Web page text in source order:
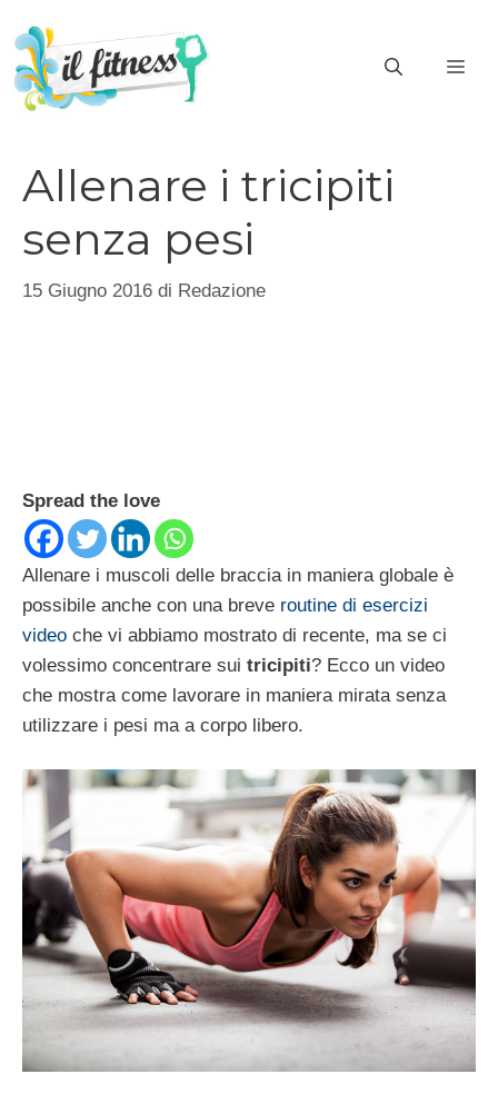
contenuto
Allenare i tricipiti
senza pesi
15 Giugno 2016 di Redazione
Spread the love
Allenare i muscoli delle braccia in maniera globale è
possibile anche con una breve routine di esercizi
video che vi abbiamo mostrato di recente, ma se ci
volessimo concentrare sui tricipiti? Ecco un video
che mostra come lavorare in maniera mirata senza
utilizzare i pesi ma a corpo libero.